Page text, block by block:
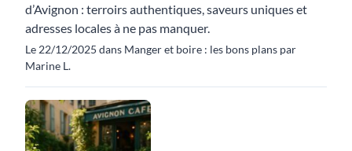
d’Avignon : terroirs authentiques, saveurs uniques et
adresses locales à ne pas manquer.
Le 22/12/2025 dans Manger et boire : les bons plans par
Marine L.